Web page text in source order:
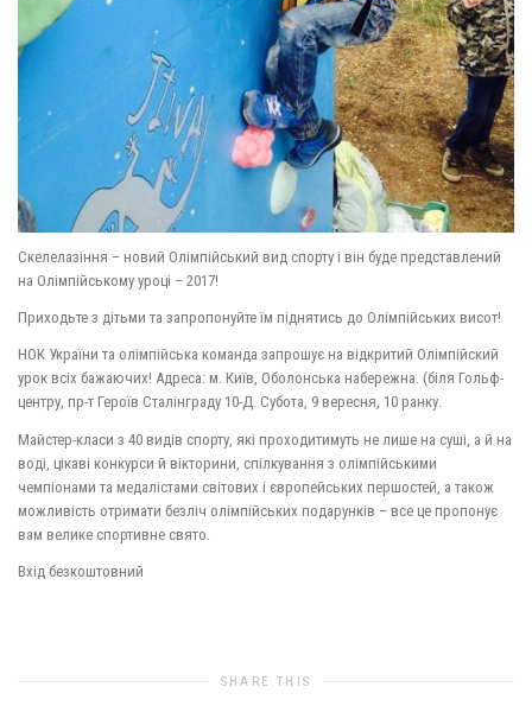
Скелелазіння – новий Олімпійський вид спорту і він буде представлений
на Олімпійському уроці – 2017!
Приходьте з дітьми та запропонуйте їм піднятись до Олімпійських висот!
НОК України та олімпійська команда запрошує на відкритий Олімпійский
урок всіх бажаючих! Адреса: м. Київ, Оболонська набережна. (біля Гольф-
центру, пр-т Героїв Сталінграду 10-Д. Субота, 9 вересня, 10 ранку.
Майстер-класи з 40 видів спорту, які проходитимуть не лише на суші, а й на
воді, цікаві конкурси й вікторини, спілкування з олімпійськими
чемпіонами та медалістами світових і європейських першостей, а також
можливість отримати безліч олімпійських подарунків – все це пропонує
вам велике спортивне свято.
Вхід безкоштовний
SHARE THIS